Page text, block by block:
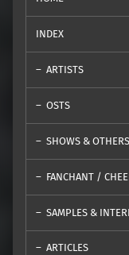
INDEX
ARTISTS
OSTS
SHOWS & OTHERS
FANCHANT /
SAMPLES &
ARTICLES